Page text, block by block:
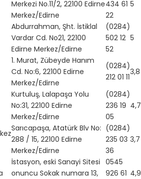
Merkezi No.11/2, 22100 Edirne
Merkez/Edirne
434 61
22
5
Abdurrahman, Şht. İstiklal
Vardar Cd. No21, 22100
Edirne Merkez/Edirne
(0284)
502 12
52
5
1. Murat, Zübeyde Hanım
Cd. No:6, 22100 Edirne
Merkez/Edirne
(0284)
212 01 11
3,8
Kurtuluş, Lalapaşa Yolu
No:31, 22100 Edirne
Merkez/Edirne
(0284)
236 19
05
4,7
Sarıcapaşa, Atatürk Blv No:
288 / 15, 22100 Edirne
Merkez/Edirne
(0284)
235 03
36
3,7
İstasyon, eski Sanayi Sitesi
onuncu Sokak numara 13,
0545
926 61 4,9